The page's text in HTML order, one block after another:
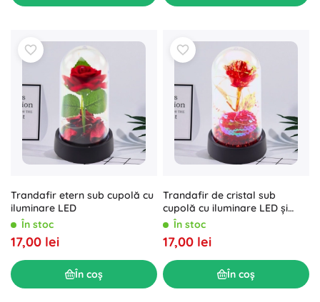
Trandafir etern sub cupolă cu
iluminare LED
În stoc
17,00 lei
În coș
Trandafir de cristal sub
cupolă cu iluminare LED și
inimă 14x8cm
În stoc
17,00 lei
În coș